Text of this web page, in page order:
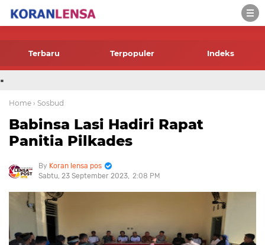
-->
Terbaru Terpopuler Indeks
.
Home › Sosbud
Babinsa Lasi Hadiri Rapat
Panitia Pilkades
Koran lensa pos
Sabtu, 23 September 2023 2:08 PM